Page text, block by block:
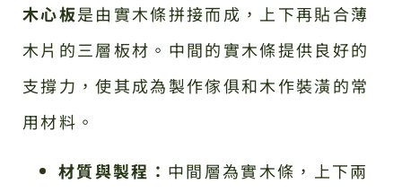
木心板是由實木條拼接而成，上下再貼合薄
木片的三層板材。中間的實木條提供良好的
支撐力，使其成為製作傢俱和木作裝潢的常
用材料。
材質與製程： 中間層為實木條，上下兩